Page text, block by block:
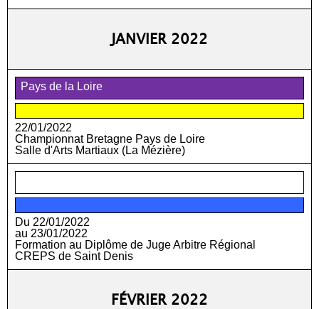
JANVIER 2022
Pays de la Loire
22/01/2022
Championnat Bretagne Pays de Loire
Salle d'Arts Martiaux (La Mézière)
Du 22/01/2022
au 23/01/2022
Formation au Diplôme de Juge Arbitre Régional
CREPS de Saint Denis
FÉVRIER 2022